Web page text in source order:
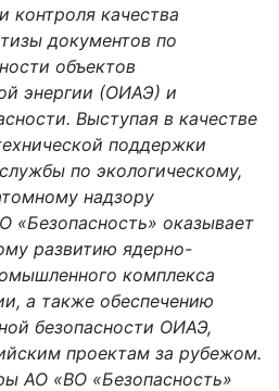
контроля качества
документов по
объектов
энергии (ОИАЭ) и
Выступая в качестве
поддержки
по экологическому,
надзору
«Безопасность» оказывает
развитию ядерно-
комплекса
а также обеспечению
безопасности ОИАЭ,
проектам за рубежом.
АО «ВО «Безопасность»